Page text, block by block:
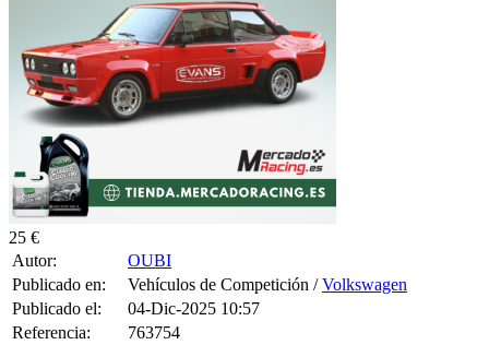
25 €
Autor:
OUBI
Publicado en:
Vehículos de Competición /Volkswagen
Publicado el:
04-Dic-2025 10:57
Referencia:
763754